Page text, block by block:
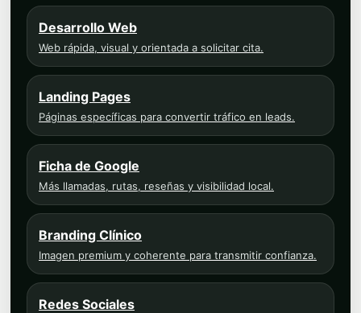
Desarrollo Web
Web rápida, visual y orientada a solicitar cita.
Landing Pages
Páginas específicas para convertir tráfico en leads.
Ficha de Google
Más llamadas, rutas, reseñas y visibilidad local.
Branding Clínico
Imagen premium y coherente para transmitir confianza.
Redes Sociales